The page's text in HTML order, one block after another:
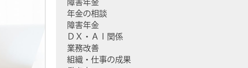
障害年金
年金の相談
障害年金
ＤＸ・ＡＩ関係
業務改善
組織・仕事の成果